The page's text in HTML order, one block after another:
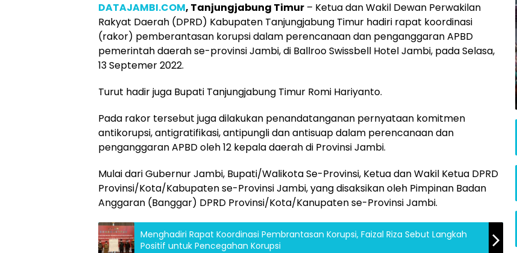
DATAJAMBI.COM, Tanjungjabung Timur – Ketua dan Wakil Dewan Perwakilan
Rakyat Daerah (DPRD) Kabupaten Tanjungjabung Timur hadiri rapat koordinasi
(rakor) pemberantasan korupsi dalam perencanaan dan penganggaran APBD
pemerintah daerah se-provinsi Jambi, di Ballroo Swissbell Hotel Jambi, pada Selasa,
13 Septemer 2022.
Turut hadir juga Bupati Tanjungjabung Timur Romi Hariyanto.
Pada rakor tersebut juga dilakukan penandatanganan pernyataan komitmen
antikorupsi, antigratifikasi, antipungli dan antisuap dalam perencanaan dan
penganggaran APBD oleh 12 kepala daerah di Provinsi Jambi.
Mulai dari Gubernur Jambi, Bupati/Walikota Se-Provinsi, Ketua dan Wakil Ketua DPRD
Provinsi/Kota/Kabupaten se-Provinsi Jambi, yang disaksikan oleh Pimpinan Badan
Anggaran (Banggar) DPRD Provinsi/Kota/Kanupaten se-Provinsi Jambi.
Menghadiri Rapat Koordinasi Pembrantasan Korupsi, Faizal Riza Sebut Langkah
Positif untuk Pencegahan Korupsi